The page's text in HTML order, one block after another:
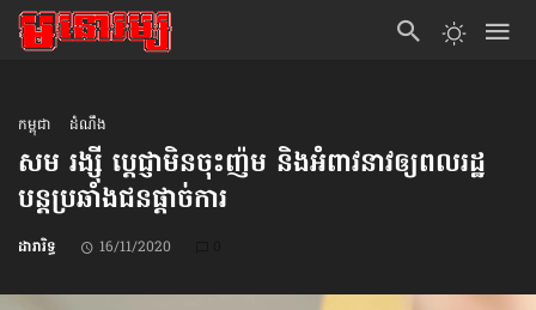
កម្ពុជា ដំណឹង
សម រង្ស៊ី ប្ដេជ្ញាមិនចុះញ៉ម និងអំពាវនាវ​ឲ្យពលរដ្ឋ
បន្តប្រឆាំង​ជនផ្ដាច់ការ
ដារារិទ្ធ 16/11/2020